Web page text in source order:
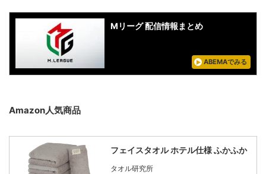
Mリーグ 配信情報まとめ
ABEMAでみる
Amazon人気商品
フェイスタオル ホテル仕様 ふかふか
タオル研究所